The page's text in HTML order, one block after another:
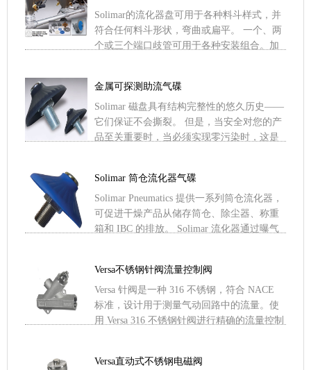
Solimar的流化器盘可用于各种料斗样式，并
符合任何料斗形状，弯曲或扁平。 一个、两
个或三个端口歧管可用于各种安装组合。加
金属可探测助流气碟
Solimar 磁盘具有结构完整性的悠久历史——
它们保证不会撕裂。 但是，当安全对您的产
品至关重要时，当必须实现零污染时，这是
Solimar 筒仓流化器气碟
Solimar Pneumatics 提供一系列筒仓流化器，
可促进干燥产品从储存筒仓、除尘器、称重
箱和 IBC 的排放。 Solimar 流化器通过曝气
Versa不锈钢针阀流量控制阀
Versa 针阀是一种 316 不锈钢，符合 NACE
标准，设计用于测量气动回路中的流量。使
用 Versa 316 不锈钢针阀进行精确的流量控制
Versa直动式不锈钢电磁阀